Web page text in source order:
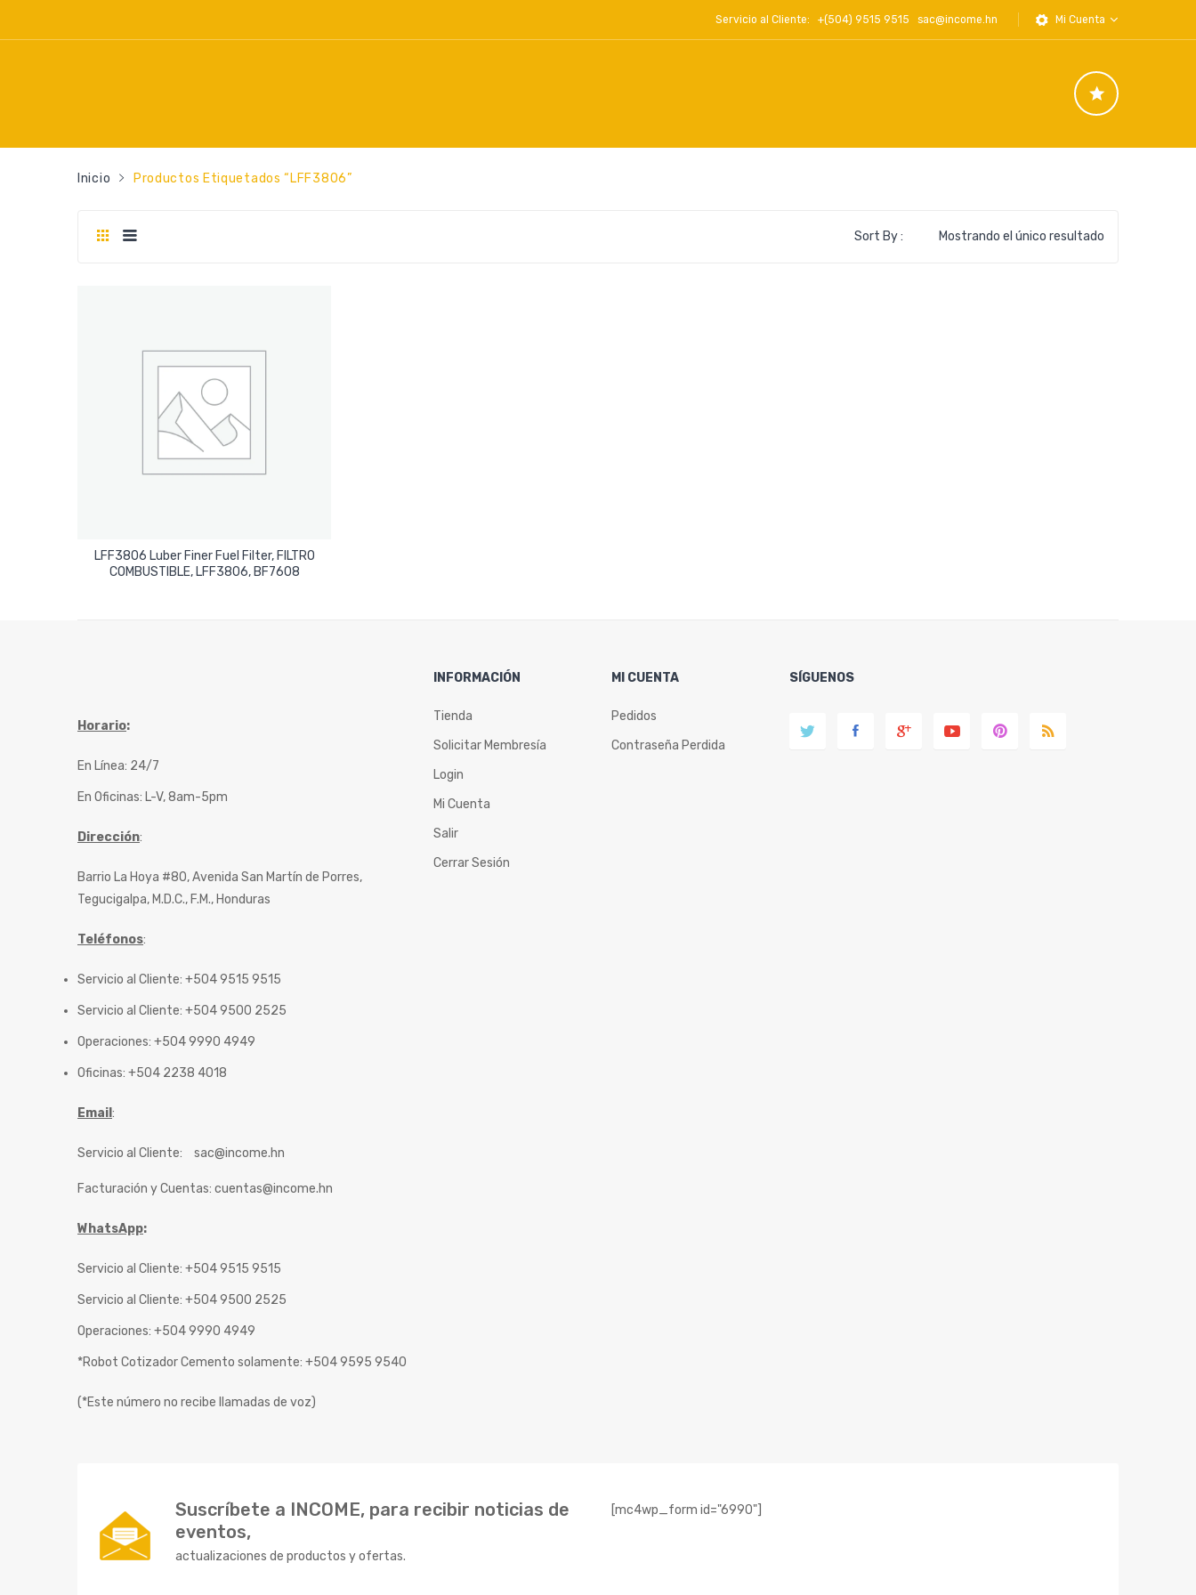
Servicio al Cliente: +(504) 9515 9515 sac@income.hn Mi Cuenta
Inicio Productos Etiquetados “LFF3806”
Mostrando el único resultado
Sort By :
LFF3806 Luber Finer Fuel Filter, FILTRO
COMBUSTIBLE, LFF3806, BF7608
Leer Más
Horario:
En Línea: 24/7
En Oficinas: L-V, 8am-5pm
Dirección:
Barrio La Hoya #80, Avenida San Martín de Porres,
Tegucigalpa, M.D.C., F.M., Honduras
Teléfonos:
Servicio al Cliente: +504 9515 9515
Servicio al Cliente: +504 9500 2525
Operaciones: +504 9990 4949
Oficinas: +504 2238 4018
Email :
Servicio al Cliente: sac@income.hn
Facturación y Cuentas: cuentas@income.hn
WhatsApp:
Servicio al Cliente: +504 9515 9515
Servicio al Cliente: +504 9500 2525
Operaciones: +504 9990 4949
*Robot Cotizador Cemento solamente: +504 9595 9540
(*Este número no recibe llamadas de voz)
INFORMACIÓN
Tienda
Solicitar Membresía
Login
Mi Cuenta
Salir
Cerrar Sesión
MI CUENTA
Pedidos
Contraseña Perdida
SÍGUENOS
Suscríbete a INCOME, para recibir noticias de
eventos,
actualizaciones de productos y ofertas.
[mc4wp_form id="6990"]